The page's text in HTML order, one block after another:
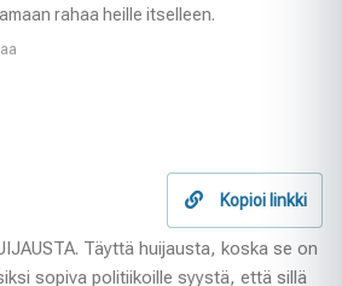
rahaa heille itselleen.
Kopioi linkki
Täyttä huijausta, koska se on
sopiva politiikoille syystä, että sillä